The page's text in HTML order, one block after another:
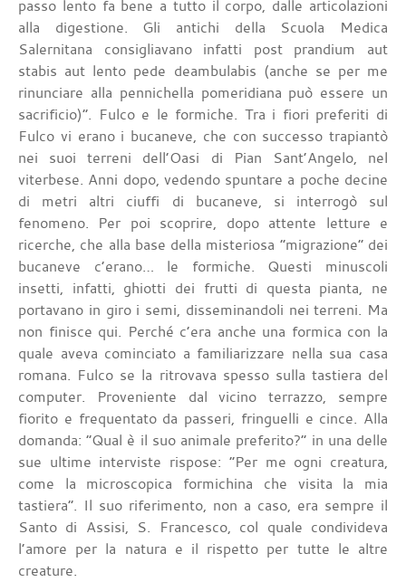
passo lento fa bene a tutto il corpo, dalle articolazioni
alla digestione. Gli antichi della Scuola Medica
Salernitana consigliavano infatti post prandium aut
stabis aut lento pede deambulabis (anche se per me
rinunciare alla pennichella pomeridiana può essere un
sacrificio)”. Fulco e le formiche. Tra i fiori preferiti di
Fulco vi erano i bucaneve, che con successo trapiantò
nei suoi terreni dell’Oasi di Pian Sant’Angelo, nel
viterbese. Anni dopo, vedendo spuntare a poche decine
di metri altri ciuffi di bucaneve, si interrogò sul
fenomeno. Per poi scoprire, dopo attente letture e
ricerche, che alla base della misteriosa “migrazione” dei
bucaneve c’erano… le formiche. Questi minuscoli
insetti, infatti, ghiotti dei frutti di questa pianta, ne
portavano in giro i semi, disseminandoli nei terreni. Ma
non finisce qui. Perché c’era anche una formica con la
quale aveva cominciato a familiarizzare nella sua casa
romana. Fulco se la ritrovava spesso sulla tastiera del
computer. Proveniente dal vicino terrazzo, sempre
fiorito e frequentato da passeri, fringuelli e cince. Alla
domanda: “Qual è il suo animale preferito?” in una delle
sue ultime interviste rispose: “Per me ogni creatura,
come la microscopica formichina che visita la mia
tastiera”. Il suo riferimento, non a caso, era sempre il
Santo di Assisi, S. Francesco, col quale condivideva
l’amore per la natura e il rispetto per tutte le altre
creature.